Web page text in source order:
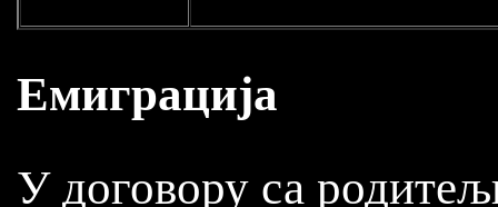
Емиграција
У договору са